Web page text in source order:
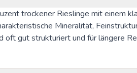
trockener Rieslinge mit einem
Mineralität,
oft gut strukturiert und für längere